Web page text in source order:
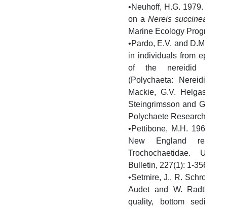
•Neuhoff, H.G. 1979.
on a Nereis succinea
Marine Ecology Progress
•Pardo, E.V. and D.M.
in individuals from
of the nereidid
(Polychaeta:
Mackie, G.V. Helgason,
Steingrimsson and G.
Polychaete Research.
•Pettibone, M.H. 1963.
New England
Trochochaetidae.
Bulletin, 227(1): 1-356.
•Setmire, J., R.
Audet and W. Radtke.
quality, bottom